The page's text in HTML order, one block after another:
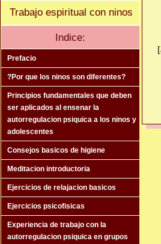
Trabajo espiritual con ninos
Indice:
Prefacio
?Por que los ninos son diferentes?
Principios fundamentales que deben
ser aplicados al ensenar la
autorregulacion psiquica a los ninos y
adolescentes
Consejos basicos de higiene
Meditacion introductoria
Ejercicios de relajacion basicos
Ejercicios psicofisicas
Experiencia de trabajo con la
autorregulacion psiquica en grupos